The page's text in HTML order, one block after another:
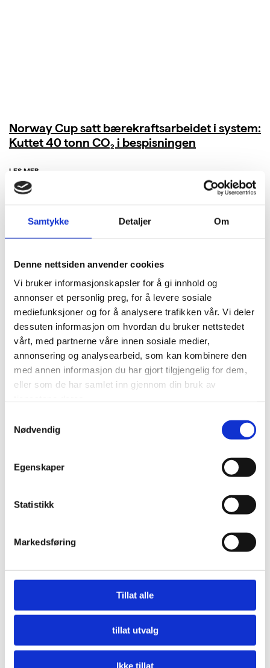
Samtykke Detaljer Om
Denne nettsiden anvender cookies
Vi bruker informasjonskapsler for å gi innhold og
annonser et personlig preg, for å levere sosiale
mediefunksjoner og for å analysere trafikken vår. Vi deler
dessuten informasjon om hvordan du bruker nettstedet
vårt, med partnerne våre innen sosiale medier,
annonsering og analysearbeid, som kan kombinere den
med annen informasjon du har gjort tilgjengelig for dem,
eller som de har samlet inn gjennom din bruk av
Nødvendig
Egenskaper
Statistikk
Markedsføring
Tillat alle
tillat utvalg
Ikke tillat
Norway Cup satt bærekraftsarbeidet i system:
Kuttet 40 tonn CO₂ i bespisningen
LES MER
Nå må offentlige innkjøpere etterspørre miljø
LES MER